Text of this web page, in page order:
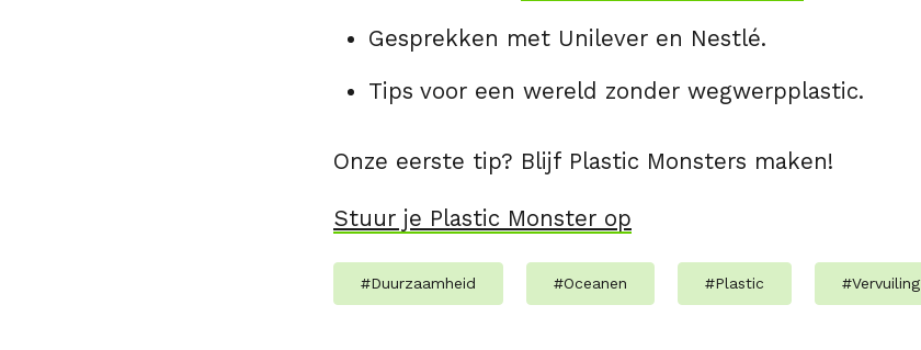
Gesprekken met Unilever en Nestlé.
Tips voor een wereld zonder wegwerpplastic.
Onze eerste tip? Blijf Plastic Monsters maken!
Stuur je Plastic Monster op
#Duurzaamheid #Oceanen #Plastic #Vervuiling